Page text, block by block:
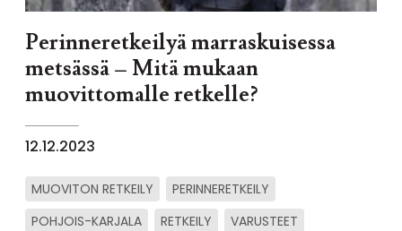
Perinneretkeilyä marraskuisessa
metsässä – Mitä mukaan
muovittomalle retkelle?
12.12.2023
MUOVITON RETKEILY
PERINNERETKEILY
POHJOIS-KARJALA
RETKEILY VARUSTEET